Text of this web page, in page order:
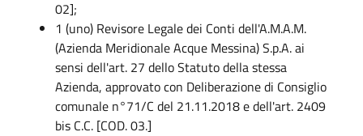
02];
1 (uno) Revisore Legale dei Conti dell'A.M.A.M.
(Azienda Meridionale Acque Messina) S.p.A. ai
sensi dell'art. 27 dello Statuto della stessa
Azienda, approvato con Deliberazione di Consiglio
comunale n°71/C del 21.11.2018 e dell'art. 2409
bis C.C. [COD. 03.]